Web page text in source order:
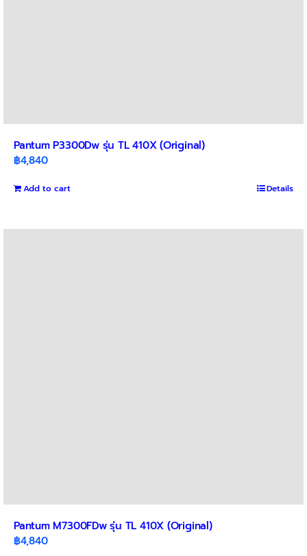
Pantum P3300Dw รุ่น TL 410X (Original)
฿4,840
Add to cart Details
Pantum M7300FDw รุ่น TL 410X (Original)
฿4,840